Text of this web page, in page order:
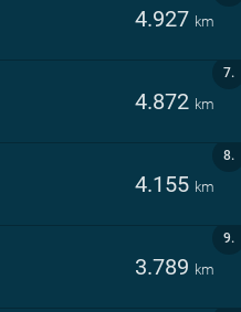
4.927 km
7.
4.872 km
8.
4.155 km
9.
3.789 km